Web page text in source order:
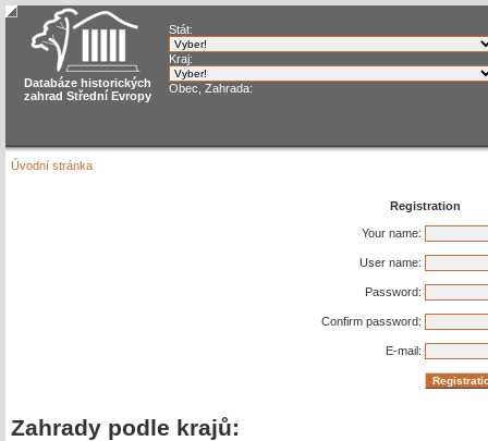
Databáze historických
zahrad Střední Evropy
Stát:
Kraj:
Obec, Zahrada:
Úvodní stránka
Registration
Your name:
User name:
Password:
Confirm password:
E-mail:
Zahrady podle krajů: